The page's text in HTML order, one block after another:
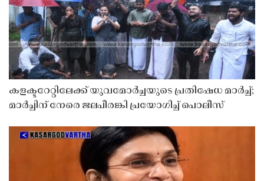
കളക്ടറേറ്റിലേക്ക് യുവമോർച്ചയുടെ പ്രതിഷേധ മാർച്ച്;
മാർച്ചിന് നേരെ ജലപീരങ്കി പ്രയോഗിച്ച് പൊലീസ്